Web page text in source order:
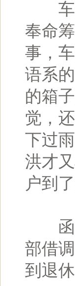
车洪
奉命
事，
语系
的箱
觉，
下过
洪才
户到
函授
部借
到退